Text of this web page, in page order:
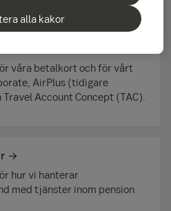
eller med andra funktioner i
våra betalkort och för vårt
AirPlus (tidigare
Account Concept (TAC).
hur vi hanterar
med tjänster inom pension
alla kakor